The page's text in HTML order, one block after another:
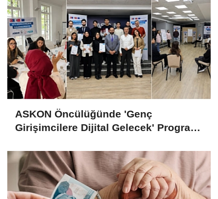
ASKON Öncülüğünde 'Genç
Girişimcilere Dijital Gelecek' Programı